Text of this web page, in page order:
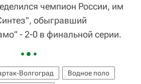
чемпион России, им
обыгравший
- 2-0 в финальной серии.
Волгоград
Водное поло